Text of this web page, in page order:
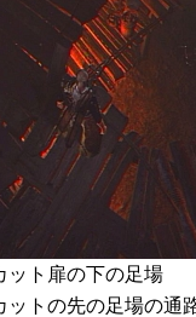
ット扉の下の足場
ットの先の足場の通